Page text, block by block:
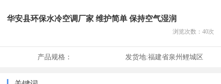
华安县环保水冷空调厂家 维护简单 保持空气湿润
浏览次数： 40次
产品规格： 发货地:福建省泉州鲤城区